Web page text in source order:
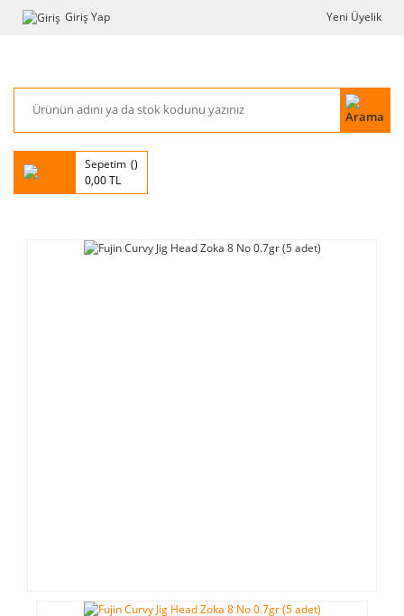
Giriş Yap Yeni Üyelik
Sepetim
0,00 TL